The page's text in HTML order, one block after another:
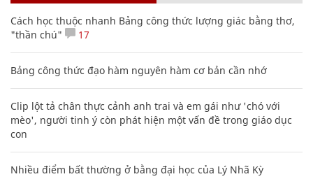
Cách học thuộc nhanh Bảng công thức lượng giác bằng thơ,
"thần chú"
17
Bảng công thức đạo hàm nguyên hàm cơ bản cần nhớ
Clip lột tả chân thực cảnh anh trai và em gái như 'chó với
mèo', người tinh ý còn phát hiện một vấn đề trong giáo dục
con
Nhiều điểm bất thường ở bằng đại học của Lý Nhã Kỳ